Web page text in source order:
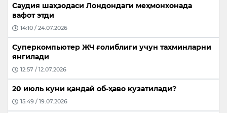
Саудия шаҳзодаси Лондондаги меҳмонхонада
вафот этди
14:10 / 24.07.2026
Суперкомпьютер ЖЧ ғолиблиги учун тахминларни
янгилади
12:57 / 12.07.2026
20 июль куни қандай об-ҳаво кузатилади?
15:49 / 19.07.2026